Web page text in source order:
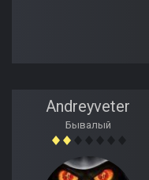
Andreyveter
Бывалый